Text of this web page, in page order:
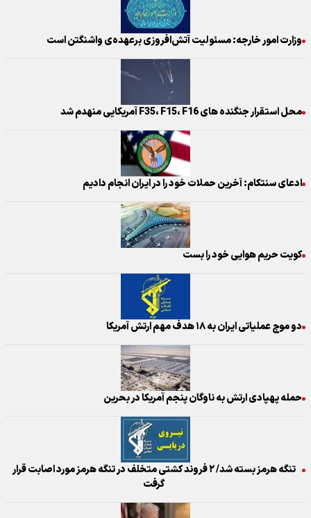
وزارت امور خارجه: مسئولیت آتش‌افروزی برعهده‌ی واشنگتن است
محل استقرار جنگنده های F35، F15، F16 آمریکایی منهدم شد
ادعای سنتکام: آخرین حملات خود را در ایران انجام دادیم
کویت حریم هوایی خود را بست
دو موج عملیاتی ایران به ۱۸ هدف مهم ارتش آمریکا
حمله پهپادی ارتش به ناوگان پنجم آمریکا در بحرین
تنگه هرمز بسته شد/ ۲ فروند کشتی متخلف در تنگه هرمز مورد اصابت قرار
گرفت